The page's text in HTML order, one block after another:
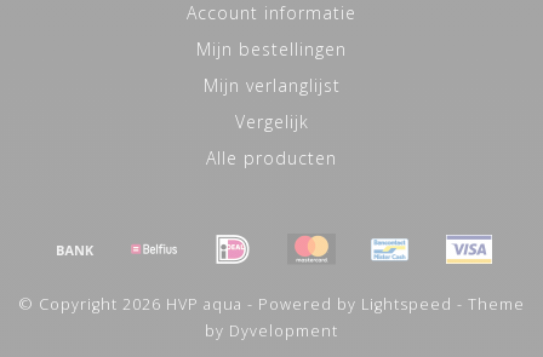
Account informatie
Mijn bestellingen
Mijn verlanglijst
Vergelijk
Alle producten
© Copyright 2026 HVP aqua - Powered by Lightspeed - Theme
by Dyvelopment